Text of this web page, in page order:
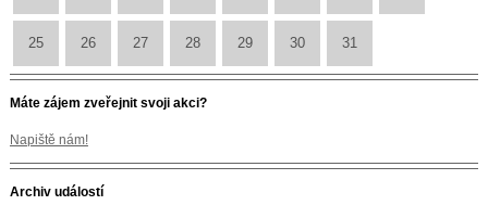
25 26 27 28 29 30 31
Máte zájem zveřejnit svoji akci?
Napiště nám!
Archiv událostí